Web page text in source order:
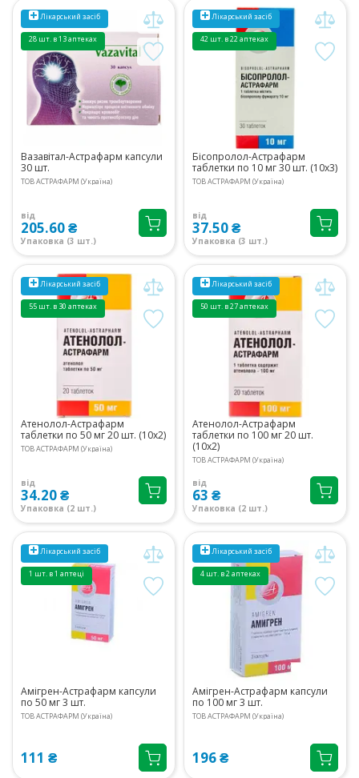
Лікарський засіб
28 шт. в 13 аптеках
Вазавітал-Астрафарм капсули
30 шт.
ТОВ АСТРАФАРМ (Україна)
від
205.60 ₴
Упаковка (3 шт.)
Лікарський засіб
42 шт. в 22 аптеках
Бісопролол-Астрафарм
таблетки по 10 мг 30 шт. (10х3)
ТОВ АСТРАФАРМ (Україна)
від
37.50 ₴
Упаковка (3 шт.)
Лікарський засіб
55 шт. в 30 аптеках
Атенолол-Астрафарм
таблетки по 50 мг 20 шт. (10х2)
ТОВ АСТРАФАРМ (Україна)
від
34.20 ₴
Упаковка (2 шт.)
Лікарський засіб
50 шт. в 27 аптеках
Атенолол-Астрафарм
таблетки по 100 мг 20 шт.
(10х2)
ТОВ АСТРАФАРМ (Україна)
від
63 ₴
Упаковка (2 шт.)
Лікарський засіб
1 шт. в 1 аптеці
Амігрен-Астрафарм капсули
по 50 мг 3 шт.
ТОВ АСТРАФАРМ (Україна)
111 ₴
Лікарський засіб
4 шт. в 2 аптеках
Амігрен-Астрафарм капсули
по 100 мг 3 шт.
ТОВ АСТРАФАРМ (Україна)
196 ₴